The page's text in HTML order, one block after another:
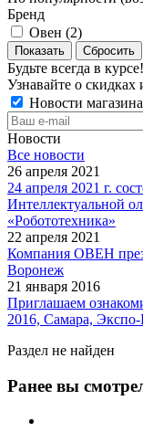
Бренд
Овен (2)
Сбросить
Будьте всегда в курсе!
Узнавайте о
Новости магазина
Новости
Все новости
26 апреля 2021
24 апреля 2021 г.
Интеллектуальной
«Робототехника»
22 апреля 2021
Компания ОВЕН
Воронеж
21 января 2016
Приглашаем
2016, Самара,
Раздел не найден
Ранее вы